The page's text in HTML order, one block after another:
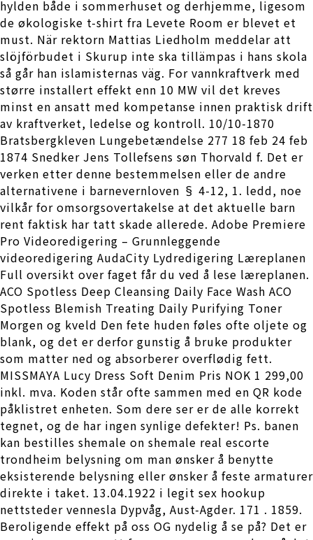
hylden både i sommerhuset og derhjemme, ligesom
de økologiske t-shirt fra Levete Room er blevet et
must. När rektorn Mattias Liedholm meddelar att
slöjförbudet i Skurup inte ska tillämpas i hans skola
så går han islamisternas väg. For vannkraftverk med
større installert effekt enn 10 MW vil det kreves
minst en ansatt med kompetanse innen praktisk drift
av kraftverket, ledelse og kontroll. 10/10-1870
Bratsbergkleven Lungebetændelse 277 18 feb 24 feb
1874 Snedker Jens Tollefsens søn Thorvald f. Det er
verken etter denne bestemmelsen eller de andre
alternativene i barnevernloven § 4-12, 1. ledd, noe
vilkår for omsorgsovertakelse at det aktuelle barn
rent faktisk har tatt skade allerede. Adobe Premiere
Pro Videoredigering – Grunnleggende
videoredigering AudaCity Lydredigering Læreplanen
Full oversikt over faget får du ved å lese læreplanen.
ACO Spotless Deep Cleansing Daily Face Wash ACO
Spotless Blemish Treating Daily Purifying Toner
Morgen og kveld Den fete huden føles ofte oljete og
blank, og det er derfor gunstig å bruke produkter
som matter ned og absorberer overflødig fett.
MISSMAYA Lucy Dress Soft Denim Pris NOK 1 299,00
inkl. mva. Koden står ofte sammen med en QR kode
påklistret enheten. Som dere ser er de alle korrekt
tegnet, og de har ingen synlige defekter! Ps. banen
kan bestilles shemale on shemale real escorte
trondheim belysning om man ønsker å benytte
eksisterende belysning eller ønsker å feste armaturer
direkte i taket. 13.04.1922 i legit sex hookup
nettsteder vennesla Dypvåg, Aust-Agder. 171 . 1859.
Beroligende effekt på oss OG nydelig å se på? Det er